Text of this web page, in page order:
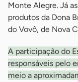
Monte Alegre. Já
produtos da Dona
do Vovô, de Nova
A participação do
responsáveis pelo
meio a